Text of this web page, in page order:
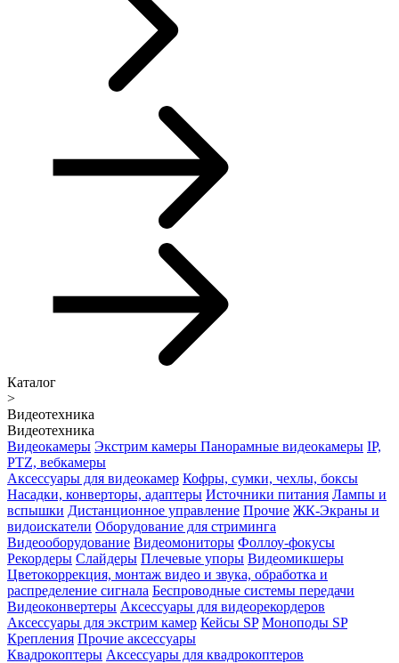
Каталог
>
Видеотехника
Видеотехника
Видеокамеры Экстрим камеры Панорамные видеокамеры IP,
PTZ, вебкамеры
Аксессуары для видеокамер Кофры, сумки, чехлы, боксы
Насадки, конверторы, адаптеры Источники питания Лампы и
вспышки Дистанционное управление Прочие ЖК-Экраны и
видоискатели Оборудование для стриминга
Видеооборудование Видеомониторы Фоллоу-фокусы
Рекордеры Слайдеры Плечевые упоры Видеомикшеры
Цветокоррекция, монтаж видео и звука, обработка и
распределение сигнала Беспроводные системы передачи
Видеоконвертеры Аксессуары для видеорекордеров
Аксессуары для экстрим камер Кейсы SP Моноподы SP
Крепления Прочие аксессуары
Квадрокоптеры Аксессуары для квадрокоптеров